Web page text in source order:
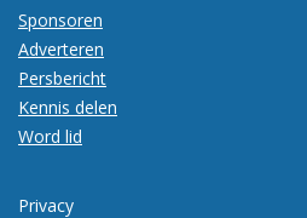
Sponsoren
Adverteren
Persbericht
Kennis delen
Word lid
Privacy